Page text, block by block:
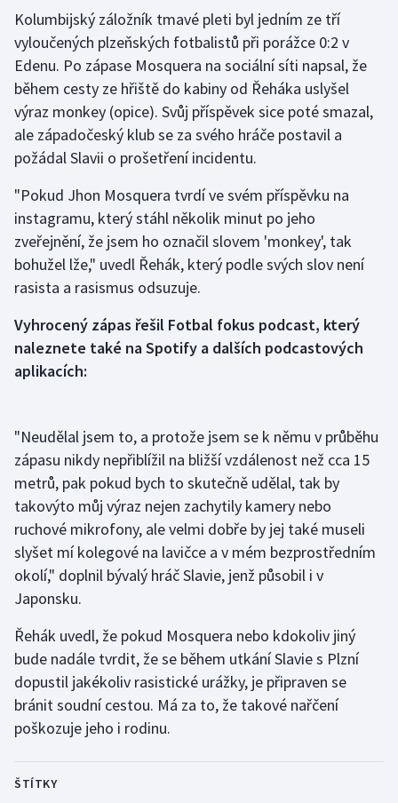
Futsal
Golf
Gymnastika
Házená
Jezdectví
Judo
Krasobruslení
Lezení
Lyže a snowboard
Motorsport
Olympijské hry
Parasport
Plavání
Plážový volejbal
Rychlobruslení
Kolumbijský záložník tmavé pleti byl jedním ze tří
vyloučených plzeňských fotbalistů při porážce 0:2 v
Edenu. Po zápase Mosquera na sociální síti napsal, že
během cesty ze hřiště do kabiny od Řeháka uslyšel
výraz monkey (opice). Svůj příspěvek sice poté smazal,
ale západočeský klub se za svého hráče postavil a
požádal Slavii o prošetření incidentu.
"Pokud Jhon Mosquera tvrdí ve svém příspěvku na
instagramu, který stáhl několik minut po jeho
zveřejnění, že jsem ho označil slovem 'monkey', tak
bohužel lže," uvedl Řehák, který podle svých slov není
rasista a rasismus odsuzuje.
Vyhrocený zápas řešil Fotbal fokus podcast, který
naleznete také na Spotify a dalších podcastových
aplikacích:
"Neudělal jsem to, a protože jsem se k němu v průběhu
zápasu nikdy nepřiblížil na bližší vzdálenost než cca 15
metrů, pak pokud bych to skutečně udělal, tak by
takovýto můj výraz nejen zachytily kamery nebo
ruchové mikrofony, ale velmi dobře by jej také museli
slyšet mí kolegové na lavičce a v mém bezprostředním
okolí," doplnil bývalý hráč Slavie, jenž působil i v
Japonsku.
Řehák uvedl, že pokud Mosquera nebo kdokoliv jiný
bude nadále tvrdit, že se během utkání Slavie s Plzní
dopustil jakékoliv rasistické urážky, je připraven se
bránit soudní cestou. Má za to, že takové nařčení
poškozuje jeho i rodinu.
ŠTÍTKY